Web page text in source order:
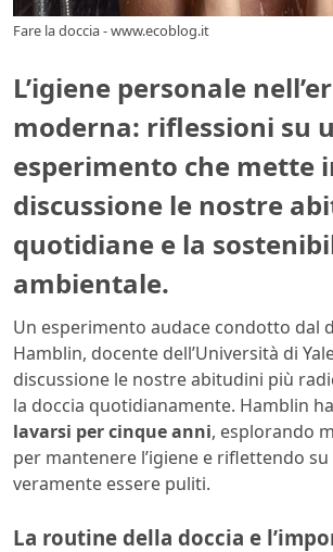
Fare la doccia - www.ecoblog.it
L’igiene personale
moderna: riflessioni su
esperimento che mette
discussione le nostre
quotidiane e la
ambientale.
Un esperimento audace condotto dal
Hamblin, docente dell’Università di
discussione le nostre abitudini più
la doccia quotidianamente. Hamblin
lavarsi per cinque anni, esplorando
per mantenere l’igiene e riflettendo
veramente essere puliti.
La routine della doccia e